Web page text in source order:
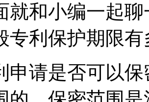
就和小编一起
专利保护期限有
申请是否可以